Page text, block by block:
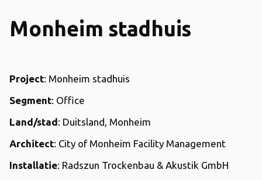
Monheim stadhuis
Project: Monheim stadhuis
Segment: Office
Land/stad: Duitsland, Monheim
Architect: City of Monheim Facility Management
Installatie: Radszun Trockenbau & Akustik GmbH